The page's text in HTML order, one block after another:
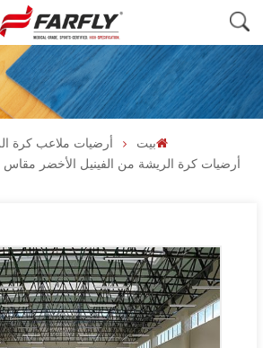
بيت
أرضيات ملاعب كرة
أرضيات كرة الريشة من الفينيل الأخضر مقاس 4.0 مم لجميع الملاعب